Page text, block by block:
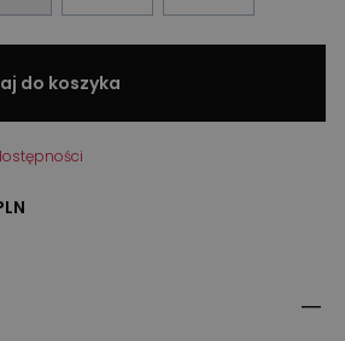
do koszyka